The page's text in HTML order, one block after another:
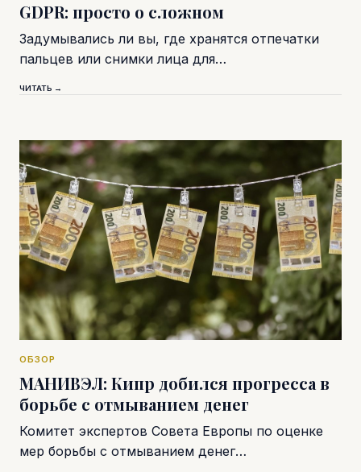
GDPR: просто о сложном
Задумывались ли вы, где хранятся отпечатки
пальцев или снимки лица для…
ЧИТАТЬ →
ОБЗОР
МАНИВЭЛ: Кипр добился прогресса в
борьбе с отмыванием денег
Комитет экспертов Совета Европы по оценке
мер борьбы с отмыванием денег…